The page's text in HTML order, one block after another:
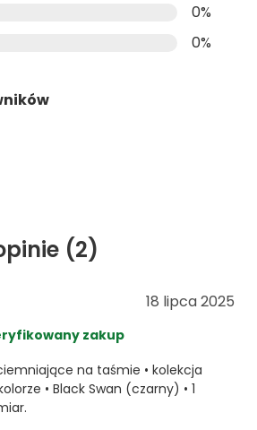
0%
0%
(2)
18 lipca 2025
zakup
na taśmie • kolekcja
• Black Swan (czarny) • 1